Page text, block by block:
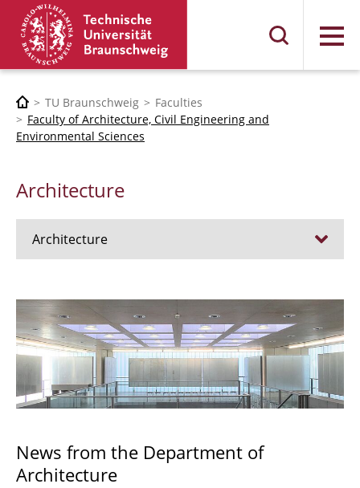
Menu
TU Braunschweig
Faculties
Faculty of Architecture, Civil Engineering and
Environmental Sciences
Architecture
Architecture
Admission procedure 2024
Bachelor Architecture
Bachelor Architecture+
Qualification profile
News from the Department of
Architecture